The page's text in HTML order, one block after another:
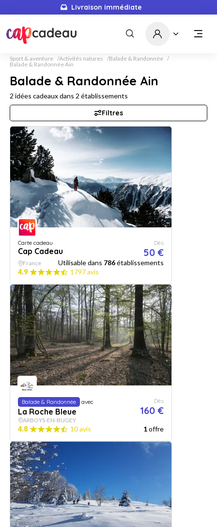
Livraison immédiate
Sport & aventure Activités natures
Balade & Randonnée
Balade & Randonnée Ain
Balade & Randonnée Ain
2 idées cadeaux dans 2 établissements
Filtres
Carte cadeau
Cap Cadeau
Dès
50 €
France Utilisable dans 786établissements
4.9
1797 avis
Balade & Randonnée avec
La Roche Bleue
Dès
160 €
ARBOYS-EN-BUGEY
4.8 10 avis 1offre